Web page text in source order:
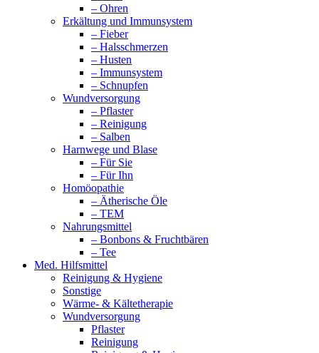
– Ohren
Erkältung und Immunsystem
– Fieber
– Halsschmerzen
– Husten
– Immunsystem
– Schnupfen
Wundversorgung
– Pflaster
– Reinigung
– Salben
Harnwege und Blase
– Für Sie
– Für Ihn
Homöopathie
– Ätherische Öle
– TEM
Nahrungsmittel
– Bonbons & Fruchtbären
– Tee
Med. Hilfsmittel
Reinigung & Hygiene
Sonstige
Wärme- & Kältetherapie
Wundversorgung
Pflaster
Reinigung